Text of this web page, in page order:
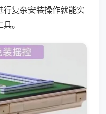
复杂安装操作就能实
。